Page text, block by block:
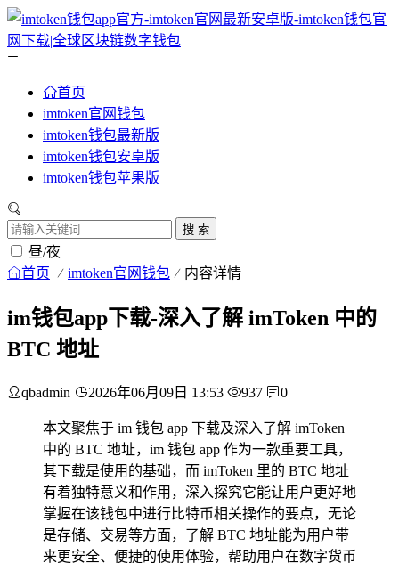
首页
imtoken官网钱包
imtoken钱包最新版
imtoken钱包安卓版
imtoken钱包苹果版
搜 索
昼/夜
首页 imtoken官网钱包 内容详情
im钱包app下载-深入了解 imToken 中的
BTC 地址
qbadmin 2026年06月09日 13:53 937 0
本文聚焦于 im 钱包 app 下载及深入了解 imToken
中的 BTC 地址，im 钱包 app 作为一款重要工具，
其下载是使用的基础，而 imToken 里的 BTC 地址
有着独特意义和作用，深入探究它能让用户更好地
掌握在该钱包中进行比特币相关操作的要点，无论
是存储、交易等方面，了解 BTC 地址能为用户带
来更安全、便捷的使用体验，帮助用户在数字货币